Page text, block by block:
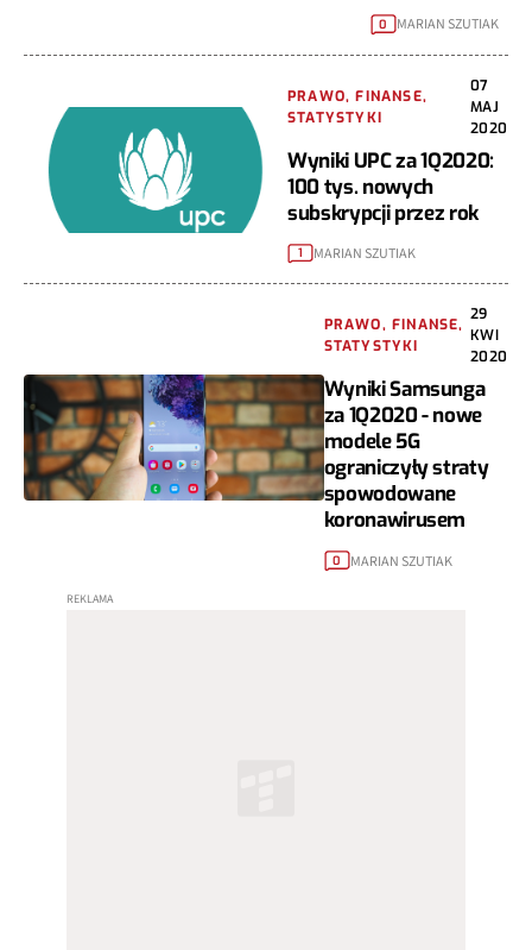
0 MARIAN SZUTIAK
PRAWO, FINANSE,
STATYSTYKI
07
MAJ
2020
Wyniki UPC za 1Q2020:
100 tys. nowych
subskrypcji przez rok
1 MARIAN SZUTIAK
PRAWO, FINANSE,
STATYSTYKI
29
KWI
2020
Wyniki Samsunga
za 1Q2020 - nowe
modele 5G
ograniczyły straty
spowodowane
koronawirusem
0 MARIAN SZUTIAK